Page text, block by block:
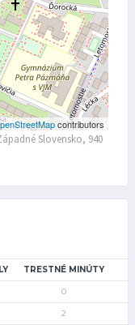
contributors
Slovensko, 940
TRESTNÉ MINÚTY
0
2